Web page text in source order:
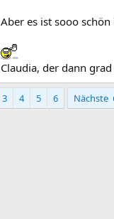
Aber es ist sooo
Claudia, der dann
3 4 5 6 Nächste